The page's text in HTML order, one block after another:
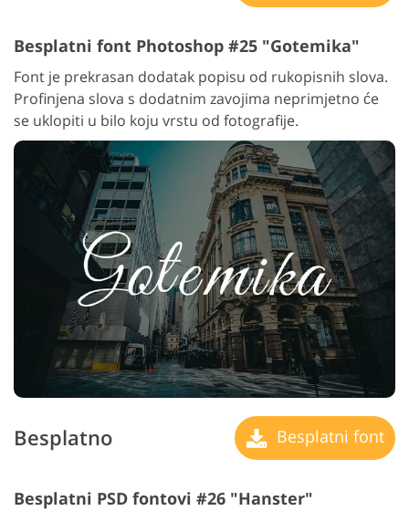
Besplatni font Photoshop #25 "Gotemika"
Font je prekrasan dodatak popisu od rukopisnih slova.
Profinjena slova s dodatnim zavojima neprimjetno će
se uklopiti u bilo koju vrstu od fotografije.
Besplatno Besplatni font
Besplatni PSD fontovi #26 "Hanster"